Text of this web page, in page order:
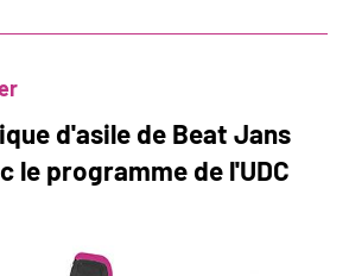
d'asile de Beat Jans
le programme de l'UDC